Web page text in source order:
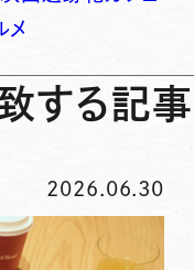
メ
する記事
2026.06.30